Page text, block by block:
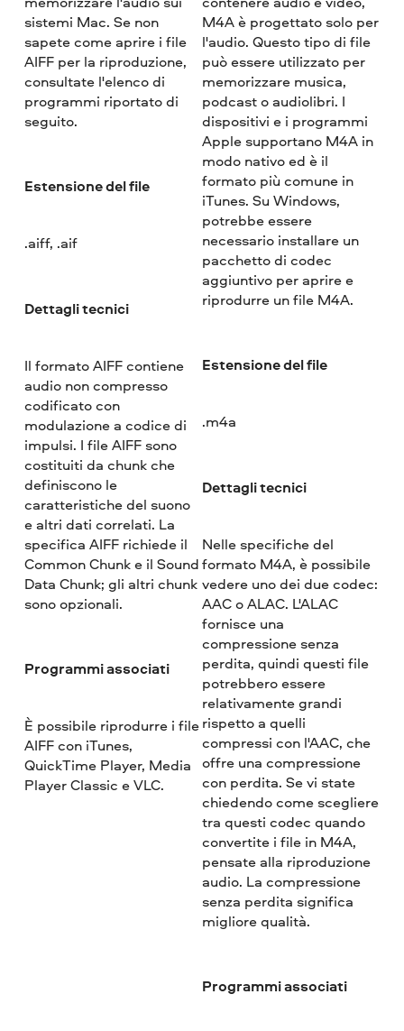
sistemi Mac. Se non
sapete come aprire i file
AIFF per la riproduzione,
consultate l'elenco di
programmi riportato di
seguito.
Estensione del file
.aiff, .aif
Dettagli tecnici
Il formato AIFF contiene
audio non compresso
codificato con
modulazione a codice di
impulsi. I file AIFF sono
costituiti da chunk che
definiscono le
caratteristiche del suono
e altri dati correlati. La
specifica AIFF richiede il
Common Chunk e il Sound
Data Chunk; gli altri chunk
sono opzionali.
Programmi associati
È possibile riprodurre i file
AIFF con iTunes,
QuickTime Player, Media
Player Classic e VLC.
M4A è progettato solo per
l'audio. Questo tipo di file
può essere utilizzato per
memorizzare musica,
podcast o audiolibri. I
dispositivi e i programmi
Apple supportano M4A in
modo nativo ed è il
formato più comune in
iTunes. Su Windows,
potrebbe essere
necessario installare un
pacchetto di codec
aggiuntivo per aprire e
riprodurre un file M4A.
Estensione del file
.m4a
Dettagli tecnici
Nelle specifiche del
formato M4A, è possibile
vedere uno dei due codec:
AAC o ALAC. L'ALAC
fornisce una
compressione senza
perdita, quindi questi file
potrebbero essere
relativamente grandi
rispetto a quelli
compressi con l'AAC, che
offre una compressione
con perdita. Se vi state
chiedendo come scegliere
tra questi codec quando
convertite i file in M4A,
pensate alla riproduzione
audio. La compressione
senza perdita significa
migliore qualità.
Programmi associati